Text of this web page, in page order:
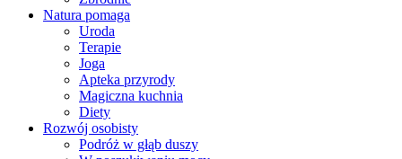
Natura pomaga
Uroda
Terapie
Joga
Apteka przyrody
Magiczna kuchnia
Diety
Rozwój osobisty
Podróż w głąb duszy